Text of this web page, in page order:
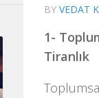
BY VEDAT
1-
Tiranlık